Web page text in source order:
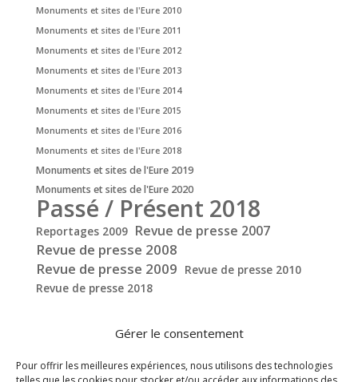
Gérer le consentement
Pour offrir les meilleures expériences, nous utilisons des technologies
Monuments et sites de l'Eure 2010
Monuments et sites de l'Eure 2011
Monuments et sites de l'Eure 2012
Monuments et sites de l'Eure 2013
Monuments et sites de l'Eure 2014
Monuments et sites de l'Eure 2015
Monuments et sites de l'Eure 2016
Monuments et sites de l'Eure 2018
Monuments et sites de l'Eure 2019
Monuments et sites de l'Eure 2020
Passé / Présent 2018
Reportages 2009 Revue de presse 2007
Revue de presse 2008
Revue de presse 2009 Revue de presse 2010
Revue de presse 2018